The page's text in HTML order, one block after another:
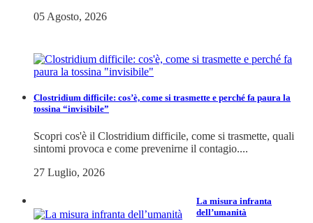
05 Agosto, 2026
Clostridium difficile: cos’è, come si trasmette e perché fa paura la
tossina “invisibile”
Scopri cos'è il Clostridium difficile, come si trasmette, quali
sintomi provoca e come prevenirne il contagio....
27 Luglio, 2026
La misura infranta
dell’umanità